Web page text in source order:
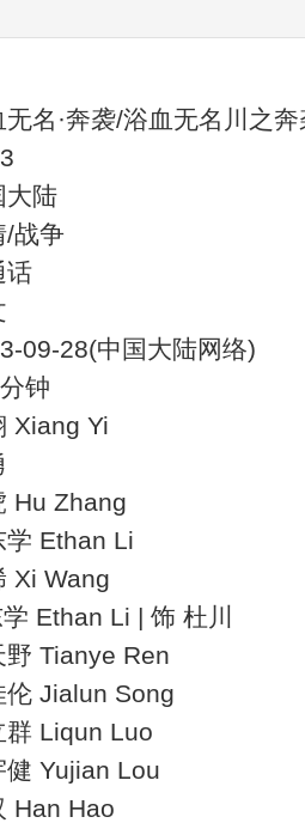
·奔袭/浴血无名川之奔
陆
争
28(中国大陆网络)
钟
Yi
Zhang
Li
Li | 饰 杜川
Ren
Song
Luo
Lou
Hao